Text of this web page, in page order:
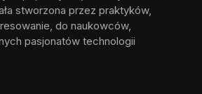
stworzona przez praktyków,
do naukowców,
pasjonatów technologii